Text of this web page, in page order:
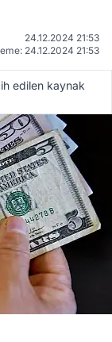
24.12.2024 21:53
24.12.2024 21:53
edilen kaynak